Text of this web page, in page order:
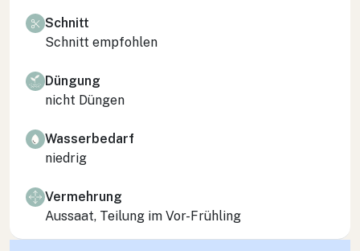
Schnitt
Schnitt empfohlen
Düngung
nicht Düngen
Wasserbedarf
niedrig
Vermehrung
Aussaat, Teilung im Vor-Frühling